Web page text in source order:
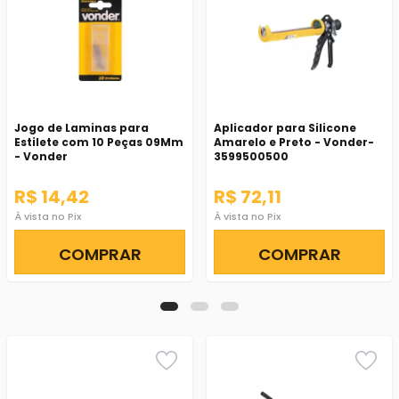
Jogo de Laminas para
Estilete com 10 Peças 09Mm
- Vonder
R$ 14,42
À vista no Pix
COMPRAR
Aplicador para Silicone
Amarelo e Preto - Vonder-
3599500500
R$ 72,11
À vista no Pix
COMPRAR